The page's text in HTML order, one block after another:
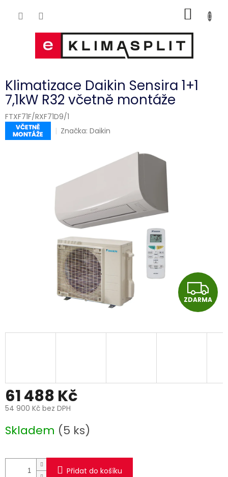
KOŠÍK
Klimatizace Daikin Sensira 1+1
7,1kW R32 včetně montáže
FTXF71F/RXF71D9/1
Značka:Daikin
Z
D
A
ZDARMA
61 488 Kč
54 900 Kč bez DPH
cena:
Skladem (5 ks)
Přidat do košíku